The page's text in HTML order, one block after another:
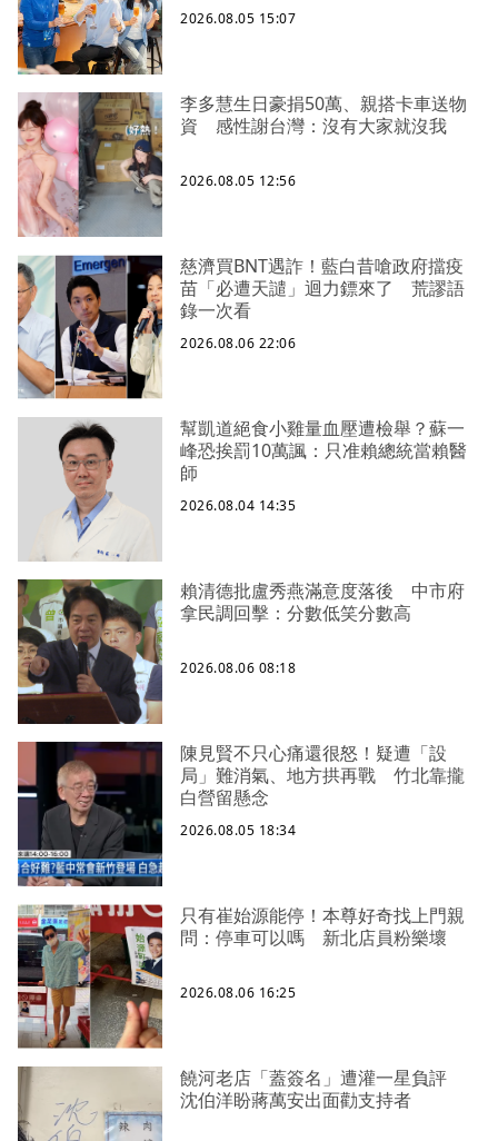
2026.08.05 15:07
李多慧生日豪捐50萬、親搭卡車送物
資 感性謝台灣：沒有大家就沒我
2026.08.05 12:56
慈濟買BNT遇詐！藍白昔嗆政府擋疫
苗「必遭天譴」迴力鏢來了 荒謬語
錄一次看
2026.08.06 22:06
幫凱道絕食小雞量血壓遭檢舉？蘇一
峰恐挨罰10萬諷：只准賴總統當賴醫
師
2026.08.04 14:35
賴清德批盧秀燕滿意度落後 中市府
拿民調回擊：分數低笑分數高
2026.08.06 08:18
陳見賢不只心痛還很怒！疑遭「設
局」難消氣、地方拱再戰 竹北靠攏
白營留懸念
2026.08.05 18:34
只有崔始源能停！本尊好奇找上門親
問：停車可以嗎 新北店員粉樂壞
2026.08.06 16:25
饒河老店「蓋簽名」遭灌一星負評
沈伯洋盼蔣萬安出面勸支持者